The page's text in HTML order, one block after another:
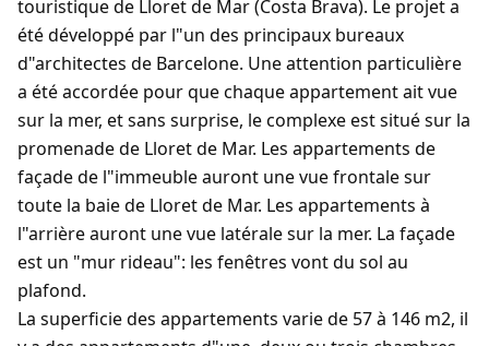
touristique de Lloret de Mar (Costa Brava). Le projet a
été développé par l"un des principaux bureaux
d"architectes de Barcelone. Une attention particulière
a été accordée pour que chaque appartement ait vue
sur la mer, et sans surprise, le complexe est situé sur la
promenade de Lloret de Mar. Les appartements de
façade de l"immeuble auront une vue frontale sur
toute la baie de Lloret de Mar. Les appartements à
l"arrière auront une vue latérale sur la mer. La façade
est un "mur rideau": les fenêtres vont du sol au
plafond.
La superficie des appartements varie de 57 à 146 m2, il